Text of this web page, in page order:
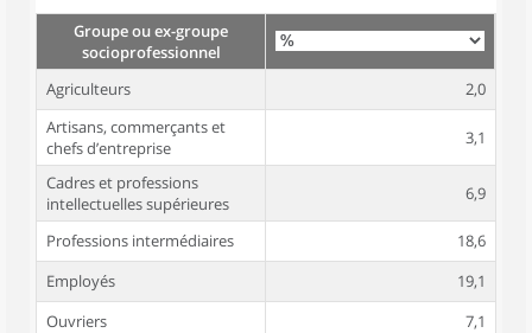
Groupe ou ex-groupe
socioprofessionnel
Agriculteurs
2,0
Artisans, commerçants et
chefs d’entreprise
3,1
Cadres et professions
intellectuelles supérieures
6,9
Professions intermédiaires
18,6
Employés
19,1
Ouvriers
7,1